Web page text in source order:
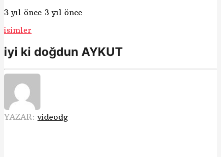
3 yıl önce 3 yıl önce
isimler
iyi ki doğdun AYKUT
YAZAR: videodg